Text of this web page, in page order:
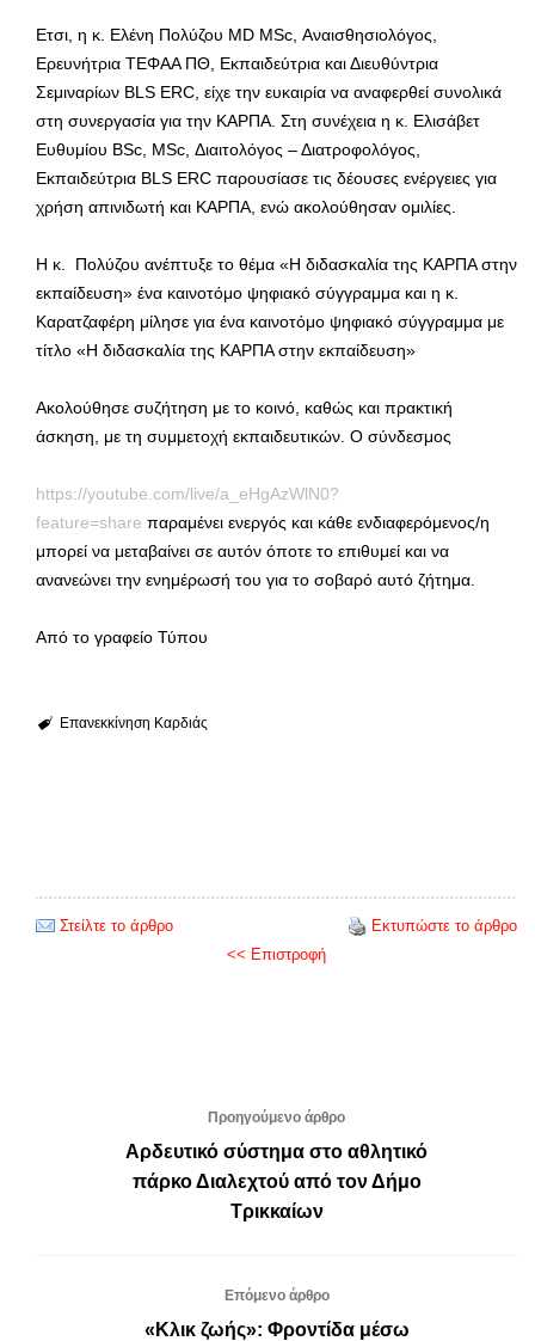
Ετσι, η κ. Ελένη Πολύζου MD MSc, Αναισθησιολόγος,
Ερευνήτρια ΤΕΦΑΑ ΠΘ, Εκπαιδεύτρια και Διευθύντρια
Σεμιναρίων BLS ERC, είχε την ευκαιρία να αναφερθεί συνολικά
στη συνεργασία για την ΚΑΡΠΑ. Στη συνέχεια η κ. Ελισάβετ
Ευθυμίου BSc, MSc, Διαιτολόγος – Διατροφολόγος,
Εκπαιδεύτρια BLS ERC παρουσίασε τις δέουσες ενέργειες για
χρήση απινιδωτή και ΚΑΡΠΑ, ενώ ακολούθησαν ομιλίες.
Η κ. Πολύζου ανέπτυξε το θέμα «Η διδασκαλία της ΚΑΡΠΑ στην
εκπαίδευση» ένα καινοτόμο ψηφιακό σύγγραμμα και η κ.
Καρατζαφέρη μίλησε για ένα καινοτόμο ψηφιακό σύγγραμμα με
τίτλο «Η διδασκαλία της ΚΑΡΠΑ στην εκπαίδευση»
Ακολούθησε συζήτηση με το κοινό, καθώς και πρακτική
άσκηση, με τη συμμετοχή εκπαιδευτικών. Ο σύνδεσμος
https://youtube.com/live/a_eHgAzWlN0?
feature=share παραμένει ενεργός και κάθε ενδιαφερόμενος/η
μπορεί να μεταβαίνει σε αυτόν όποτε το επιθυμεί και να
ανανεώνει την ενημέρωσή του για το σοβαρό αυτό ζήτημα.
Από το γραφείο Τύπου
Επανεκκίνηση Καρδιάς
Στείλτε το άρθρο
Εκτυπώστε το άρθρο
<< Επιστροφή
Προηγούμενο άρθρο
Αρδευτικό σύστημα στο αθλητικό
πάρκο Διαλεχτού από τον Δήμο
Τρικκαίων
Επόμενο άρθρο
«Κλικ ζωής»: Φροντίδα μέσω